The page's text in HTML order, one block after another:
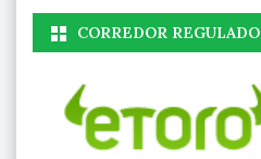
CORREDOR REGULADO